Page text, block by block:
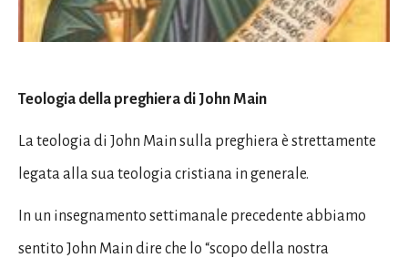
Teologia della preghiera di John Main
La teologia di John Main sulla preghiera è strettamente
legata alla sua teologia cristiana in generale.
In un insegnamento settimanale precedente abbiamo
sentito John Main dire che lo “scopo della nostra